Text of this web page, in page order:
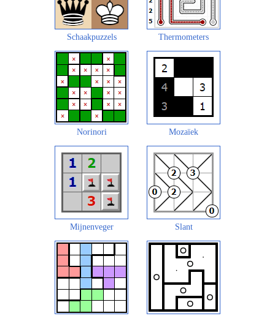
Schaakpuzzels Thermometers
Norinori Mozaïek
Mijnenveger Slant